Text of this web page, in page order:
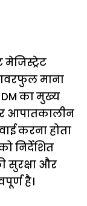
मेजिस्ट्रेट
माना
का मुख्य
आपातकालीन
करना होता
निर्देशित
सुरक्षा और
है।